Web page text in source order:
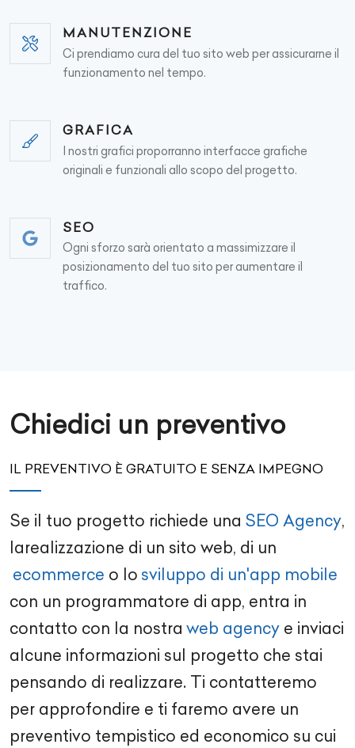
MANUTENZIONE
Ci prendiamo cura del tuo sito web per assicurarne il
funzionamento nel tempo.
GRAFICA
I nostri grafici proporranno interfacce grafiche
originali e funzionali allo scopo del progetto.
SEO
Ogni sforzo sarà orientato a massimizzare il
posizionamento del tuo sito per aumentare il
traffico.
Chiedici un preventivo
IL PREVENTIVO È GRATUITO E SENZA IMPEGNO
Se il tuo progetto richiede una SEO Agency,
larealizzazione di un sito web, di un
ecommerce o lo sviluppo di un'app mobile
con un programmatore di app, entra in
contatto con la nostra web agency e inviaci
alcune informazioni sul progetto che stai
pensando di realizzare. Ti contatteremo
per approfondire e ti faremo avere un
preventivo tempistico ed economico su cui